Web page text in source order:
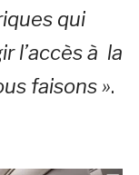
qui
l’accès à la
faisons ».